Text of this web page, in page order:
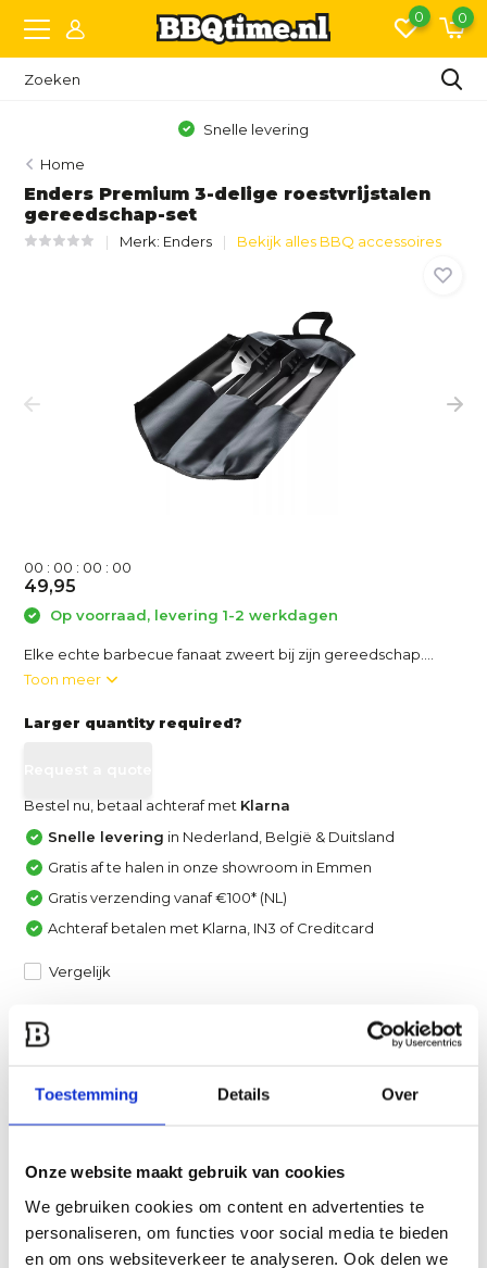
Toestemming Details Over
Onze website maakt gebruik van cookies
We gebruiken cookies om content en advertenties te
personaliseren, om functies voor social media te bieden
en om ons websiteverkeer te analyseren. Ook delen we
0 0
Gratis bezorging vanaf €150,- (NL)*
Home
Enders Premium 3-delige roestvrijstalen
gereedschap-set
Merk: Enders Bekijk alles BBQ accessoires
00 : 00 : 00 : 00
49,95
Op voorraad, levering 1-2 werkdagen
Elke echte barbecue fanaat zweert bij zijn gereedschap....
Toon meer
Larger quantity required?
Bestel nu, betaal achteraf met Klarna
Snelle levering in Nederland, België & Duitsland
Gratis af te halen in onze showroom in Emmen
Gratis verzending vanaf €100* (NL)
Achteraf betalen met Klarna, IN3 of Creditcard
Vergelijk
Heb je een vraag over dit product?
Stuur ons een mail
Productomschrijving
Specificaties